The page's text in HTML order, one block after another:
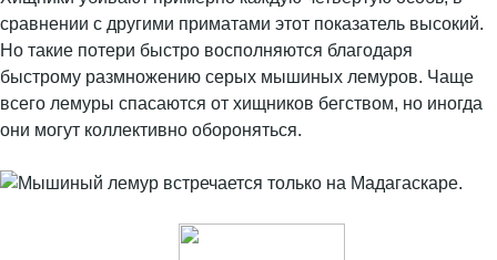
сравнении с другими приматами этот показатель высокий.
Но такие потери быстро восполняются благодаря
быстрому размножению серых мышиных лемуров. Чаще
всего лемуры спасаются от хищников бегством, но иногда
они могут коллективно обороняться.